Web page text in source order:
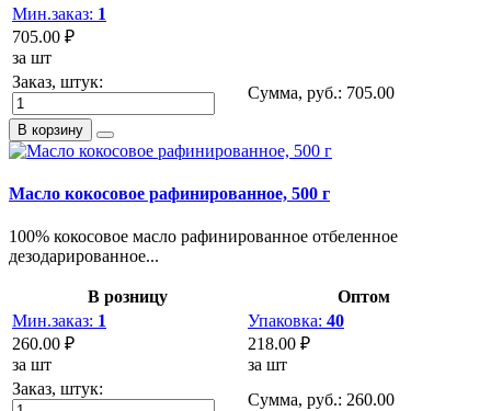
Мин.заказ: 1
705.00 ₽
за шт
Заказ, штук:
Сумма, руб.: 705.00
В корзину
Масло кокосовое рафинированное, 500 г
100% кокосовое масло рафинированное отбеленное
дезодарированное...
В розницу
Оптом
Мин.заказ: 1
260.00 ₽
за шт
Упаковка: 40
218.00 ₽
за шт
Заказ, штук:
Сумма, руб.: 260.00